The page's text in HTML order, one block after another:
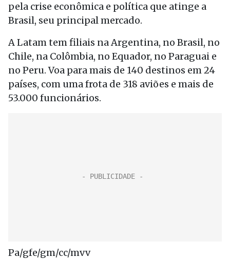
pela crise econômica e política que atinge a
Brasil, seu principal mercado.
A Latam tem filiais na Argentina, no Brasil, no
Chile, na Colômbia, no Equador, no Paraguai e
no Peru. Voa para mais de 140 destinos em 24
países, com uma frota de 318 aviões e mais de
53.000 funcionários.
Pa/gfe/gm/cc/mvv